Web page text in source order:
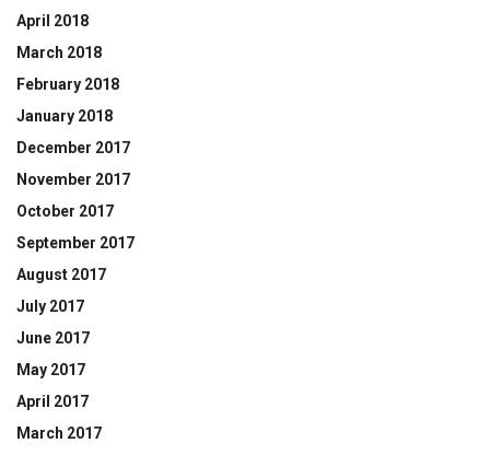
April 2018
March 2018
February 2018
January 2018
December 2017
November 2017
October 2017
September 2017
August 2017
July 2017
June 2017
May 2017
April 2017
March 2017